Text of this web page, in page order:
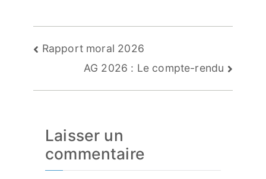
Navigation
l’article
Rapport moral 2026
AG 2026 : Le compte-rendu
Laisser un
commentaire